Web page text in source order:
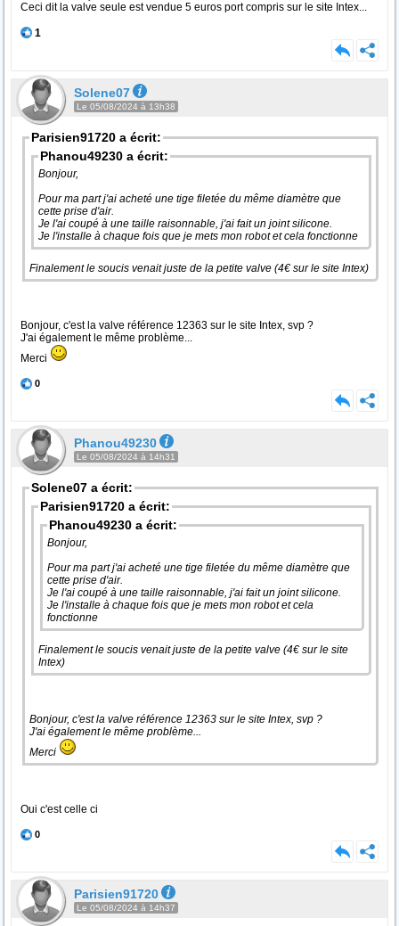
Ceci dit la valve seule est vendue 5 euros port compris sur le site Intex...
1
Solene07
Le 05/08/2024 à 13h38
Parisien91720 a écrit:
Phanou49230 a écrit:
Bonjour,
Pour ma part j'ai acheté une tige filetée du même diamètre que
cette prise d'air.
Je l'ai coupé à une taille raisonnable, j'ai fait un joint silicone.
Je l'installe à chaque fois que je mets mon robot et cela fonctionne
Finalement le soucis venait juste de la petite valve (4€ sur le site Intex)
Bonjour, c'est la valve référence 12363 sur le site Intex, svp ?
J'ai également le même problème...
Merci
0
Phanou49230
Le 05/08/2024 à 14h31
Solene07 a écrit:
Parisien91720 a écrit:
Phanou49230 a écrit:
Bonjour,
Pour ma part j'ai acheté une tige filetée du même diamètre que
cette prise d'air.
Je l'ai coupé à une taille raisonnable, j'ai fait un joint silicone.
Je l'installe à chaque fois que je mets mon robot et cela
fonctionne
Finalement le soucis venait juste de la petite valve (4€ sur le site
Intex)
Bonjour, c'est la valve référence 12363 sur le site Intex, svp ?
J'ai également le même problème...
Merci
Oui c'est celle ci
0
Parisien91720
Le 05/08/2024 à 14h37